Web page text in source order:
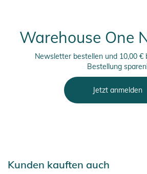
Warehouse One
Newsletter bestellen und 10,00 €
Bestellung
Jetzt anmelden
Kunden kauften auch